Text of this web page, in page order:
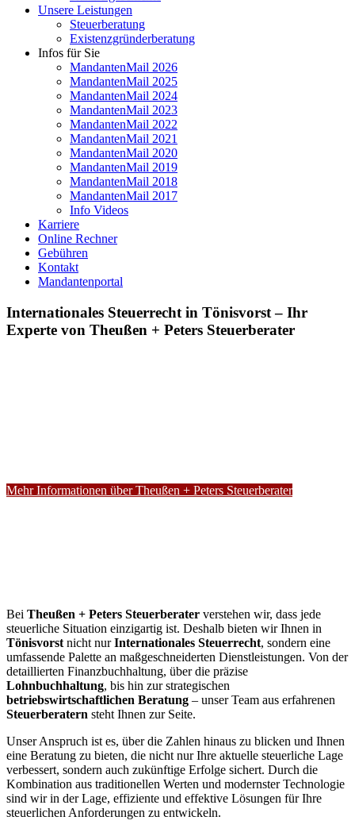
Unsere Leistungen
Steuerberatung
Existenzgründerberatung
Infos für Sie
MandantenMail 2026
MandantenMail 2025
MandantenMail 2024
MandantenMail 2023
MandantenMail 2022
MandantenMail 2021
MandantenMail 2020
MandantenMail 2019
MandantenMail 2018
MandantenMail 2017
Info Videos
Karriere
Online Rechner
Gebühren
Kontakt
Mandantenportal
Internationales Steuerrecht in Tönisvorst – Ihr
Experte von Theußen + Peters Steuerberater
Mehr Informationen über Theußen + Peters Steuerberater
Bei Theußen + Peters Steuerberater verstehen wir, dass jede
steuerliche Situation einzigartig ist. Deshalb bieten wir Ihnen in
Tönisvorstnicht nurInternationales Steuerrecht, sondern eine
umfassende Palette an maßgeschneiderten Dienstleistungen. Von der
detaillierten Finanzbuchhaltung, über die präzise
Lohnbuchhaltung, bis hin zur strategischen
betriebswirtschaftlichen Beratung – unser Team aus erfahrenen
Steuerberatern steht Ihnen zur Seite.
Unser Anspruch ist es, über die Zahlen hinaus zu blicken und Ihnen
eine Beratung zu bieten, die nicht nur Ihre aktuelle steuerliche Lage
verbessert, sondern auch zukünftige Erfolge sichert. Durch die
Kombination aus traditionellen Werten und modernster Technologie
sind wir in der Lage, effiziente und effektive Lösungen für Ihre
steuerlichen Anforderungen zu entwickeln.